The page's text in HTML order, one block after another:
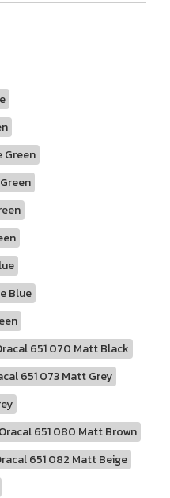
Green
Blue
651 070 Matt Black
651 073 Matt Grey
Oracal 651 080 Matt Brown
651 082 Matt Beige